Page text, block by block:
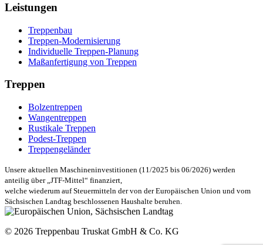
Leistungen
Treppenbau
Treppen-Modernisierung
Individuelle Treppen-Planung
Maßanfertigung von Treppen
Treppen
Bolzentreppen
Wangentreppen
Rustikale Treppen
Podest-Treppen
Treppengeländer
Unsere aktuellen Maschineninvestitionen (11/2025 bis 06/2026) werden
anteilig über „JTF-Mittel“ finanziert,
welche wiederum auf Steuermitteln der von der Europäischen Union und vom
Sächsischen Landtag beschlossenen Haushalte beruhen.
© 2026 Treppenbau Truskat GmbH & Co. KG